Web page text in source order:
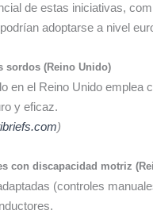
de estas iniciativas,
adoptarse a nivel
sordos (Reino Unido)
en el Reino Unido
y eficaz.
)
con discapacidad motriz
(controles